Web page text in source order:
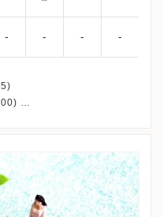
- - - -
直接お問い合わせくださ